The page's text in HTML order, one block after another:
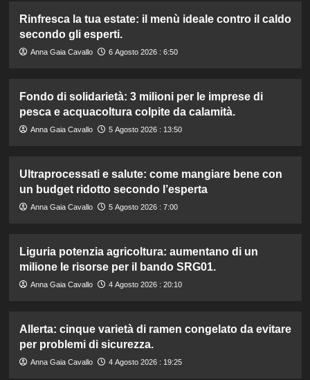
Rinfresca la tua estate: il menù ideale contro il caldo
secondo gli esperti.
Anna Gaia Cavallo 6 Agosto 2026 : 6:50
Fondo di solidarietà: 3 milioni per le imprese di
pesca e acquacoltura colpite da calamità.
Anna Gaia Cavallo 5 Agosto 2026 : 13:50
Ultraprocessati e salute: come mangiare bene con
un budget ridotto secondo l’esperta
Anna Gaia Cavallo 5 Agosto 2026 : 7:00
Liguria potenzia agricoltura: aumentano di un
milione le risorse per il bando SRG01.
Anna Gaia Cavallo 4 Agosto 2026 : 20:10
Allerta: cinque varietà di ramen congelato da evitare
per problemi di sicurezza.
Anna Gaia Cavallo 4 Agosto 2026 : 19:25